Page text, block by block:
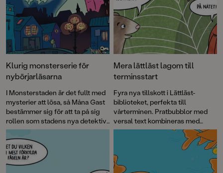
Klurig monsterserie för
nybörjarläsarna
I Monsterstaden är det fullt med
mysterier att lösa, så Måna Gast
bestämmer sig för att ta på sig
rollen som stadens nya detektiv.
I Anna Hanssons bokEtt fall för
Måna Gast
monsteräventyr och möta alla
möjliga sorters väsen på vägen.
Det här är den första boken i
Mera lättläst lagom till
terminsstart
Fyra nya tillskott i Lättläst-
biblioteket, perfekta till
vårterminen. Pratbubblor med
versal text kombineras med
läsvänliga gemener i brödtexten.
Det klockrena sättet att öva